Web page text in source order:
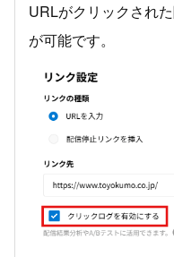
URLがクリックされ
が可能です。